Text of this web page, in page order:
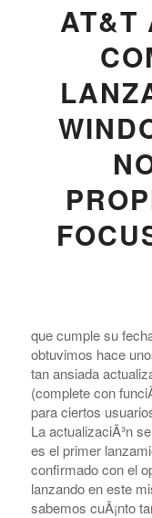
AT&T
que cumple su
obtuvimos hace
tan ansiada
(complete con
para ciertos
La actualizaciÃ³n
es el primer
confirmado con el
lanzando en este
sabemos cuÃ¡nto